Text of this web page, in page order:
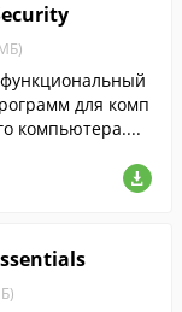
для комп
компьютера....